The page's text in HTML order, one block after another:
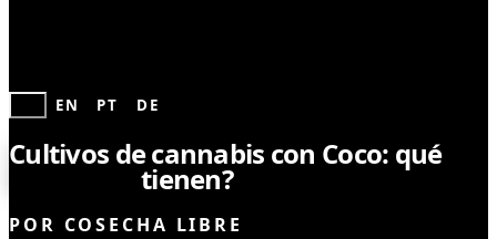
EN PT DE
Cultivos de cannabis con Coco: qué
tienen?
POR COSECHA LIBRE